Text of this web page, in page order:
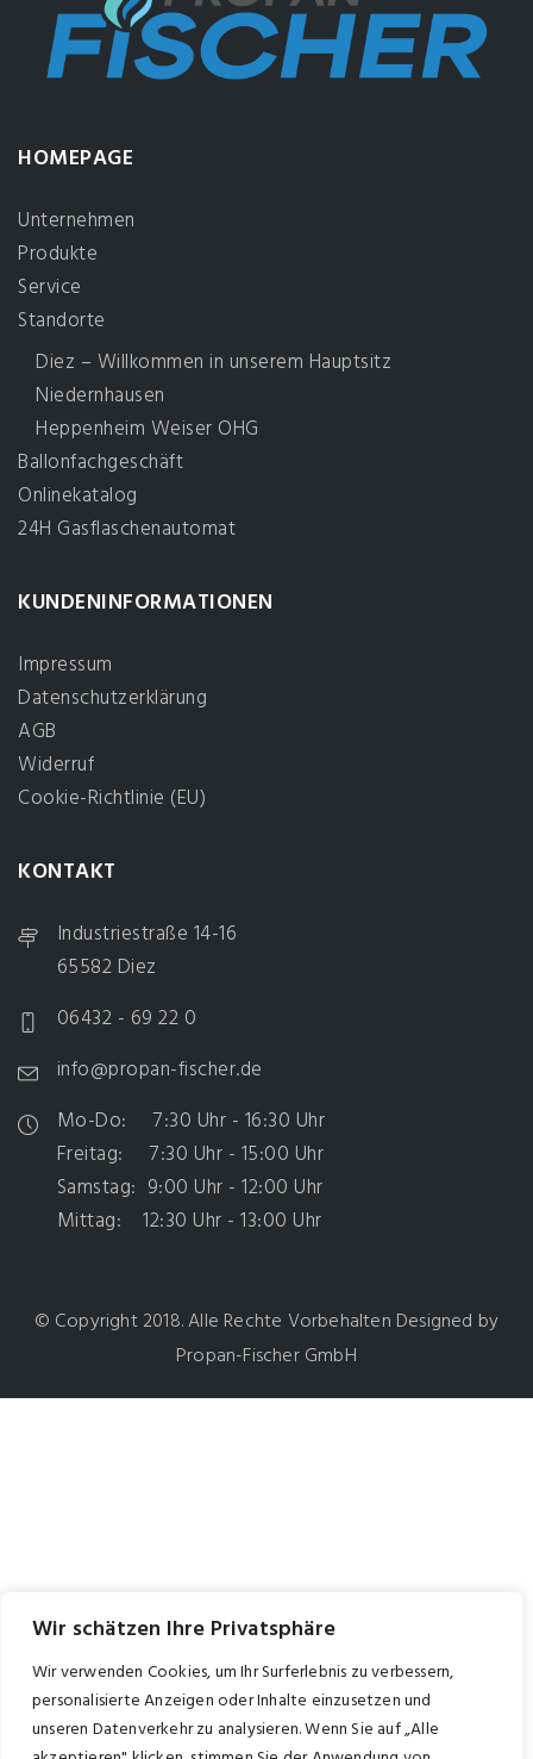
Wir schätzen Ihre Privatsphäre
Wir verwenden Cookies, um Ihr Surferlebnis zu verbessern,
personalisierte Anzeigen oder Inhalte einzusetzen und
unseren Datenverkehr zu analysieren. Wenn Sie auf „Alle
HOMEPAGE
Unternehmen
Produkte
Service
Standorte
Diez – Willkommen in unserem Hauptsitz
Niedernhausen
Heppenheim Weiser OHG
Ballonfachgeschäft
Onlinekatalog
24H Gasflaschenautomat
KUNDENINFORMATIONEN
Impressum
Datenschutzerklärung
AGB
Widerruf
Cookie-Richtlinie (EU)
KONTAKT
Industriestraße 14-16
65582 Diez
06432 - 69 22 0
info@propan-fischer.de
Mo-Do: 7:30 Uhr - 16:30 Uhr
Freitag: 7:30 Uhr - 15:00 Uhr
Samstag: 9:00 Uhr - 12:00 Uhr
Mittag: 12:30 Uhr - 13:00 Uhr
© Copyright 2018. Alle Rechte Vorbehalten Designed by
Propan-Fischer GmbH